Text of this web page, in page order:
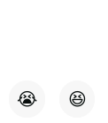
😭 😆